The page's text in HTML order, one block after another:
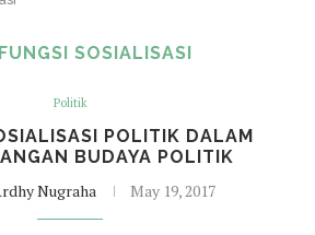
FUNGSI SOSIALISASI
Politik
POLITIK DALAM
BUDAYA POLITIK
Nugraha May 19, 2017